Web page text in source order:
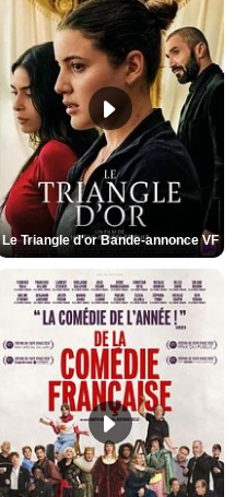
Le Triangle d'or Bande-annonce VF